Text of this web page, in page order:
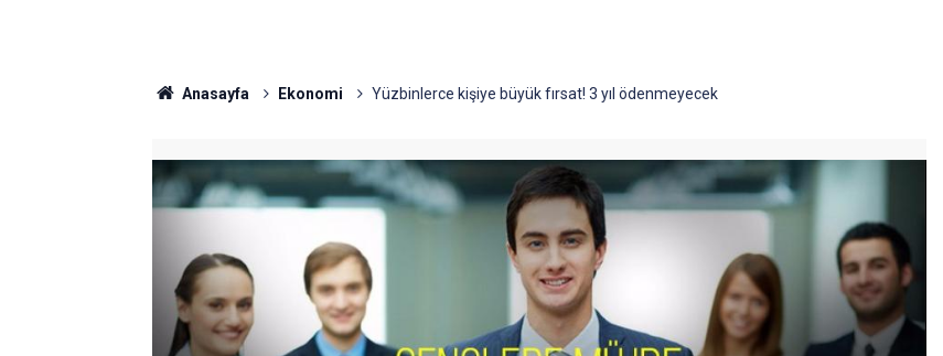
Anasayfa Ekonomi Yüzbinlerce kişiye büyük fırsat! 3 yıl ödenmeyecek